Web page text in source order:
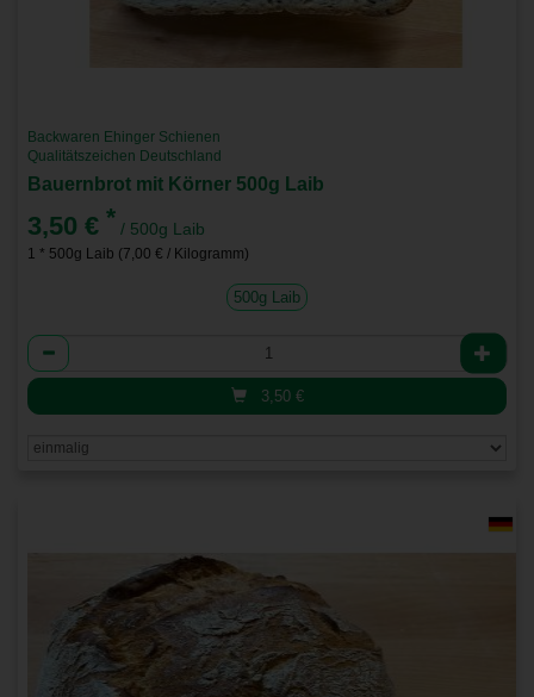
Backwaren Ehinger Schienen
Qualitätszeichen Deutschland
Bauernbrot mit Körner 500g Laib
3,50 € * / 500g Laib
1 * 500g Laib (7,00 € / Kilogramm)
500g Laib
Anzahl
3,50 €